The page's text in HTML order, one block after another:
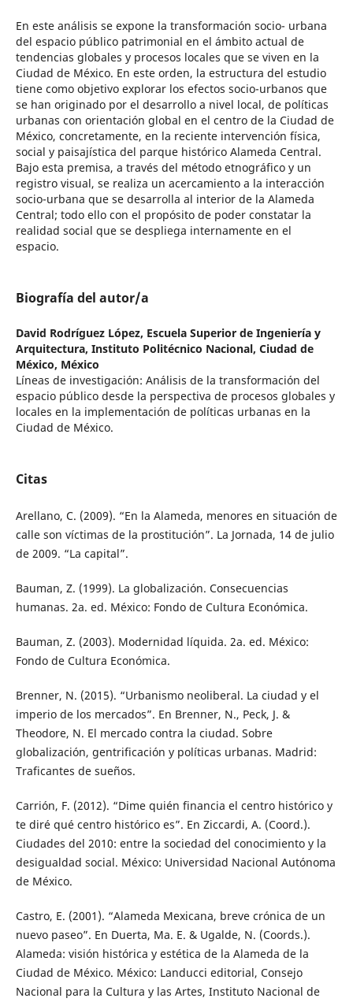
En este análisis se expone la transformación socio- urbana
del espacio público patrimonial en el ámbito actual de
tendencias globales y procesos locales que se viven en la
Ciudad de México. En este orden, la estructura del estudio
tiene como objetivo explorar los efectos socio-urbanos que
se han originado por el desarrollo a nivel local, de políticas
urbanas con orientación global en el centro de la Ciudad de
México, concretamente, en la reciente intervención física,
social y paisajística del parque histórico Alameda Central.
Bajo esta premisa, a través del método etnográfico y un
registro visual, se realiza un acercamiento a la interacción
socio-urbana que se desarrolla al interior de la Alameda
Central; todo ello con el propósito de poder constatar la
realidad social que se despliega internamente en el
espacio.
Biografía del autor/a
David Rodríguez López, Escuela Superior de Ingeniería y
Arquitectura, Instituto Politécnico Nacional, Ciudad de
México, México
Líneas de investigación: Análisis de la transformación del
espacio público desde la perspectiva de procesos globales y
locales en la implementación de políticas urbanas en la
Ciudad de México.
Citas
Arellano, C. (2009). “En la Alameda, menores en situación de
calle son víctimas de la prostitución”. La Jornada, 14 de julio
de 2009. “La capital”.
Bauman, Z. (1999). La globalización. Consecuencias
humanas. 2a. ed. México: Fondo de Cultura Económica.
Bauman, Z. (2003). Modernidad líquida. 2a. ed. México:
Fondo de Cultura Económica.
Brenner, N. (2015). “Urbanismo neoliberal. La ciudad y el
imperio de los mercados”. En Brenner, N., Peck, J. &
Theodore, N. El mercado contra la ciudad. Sobre
globalización, gentrificación y políticas urbanas. Madrid:
Traficantes de sueños.
Carrión, F. (2012). “Dime quién financia el centro histórico y
te diré qué centro histórico es”. En Ziccardi, A. (Coord.).
Ciudades del 2010: entre la sociedad del conocimiento y la
desigualdad social. México: Universidad Nacional Autónoma
de México.
Castro, E. (2001). “Alameda Mexicana, breve crónica de un
nuevo paseo”. En Duerta, Ma. E. & Ugalde, N. (Coords.).
Alameda: visión histórica y estética de la Alameda de la
Ciudad de México. México: Landucci editorial, Consejo
Nacional para la Cultura y las Artes, Instituto Nacional de